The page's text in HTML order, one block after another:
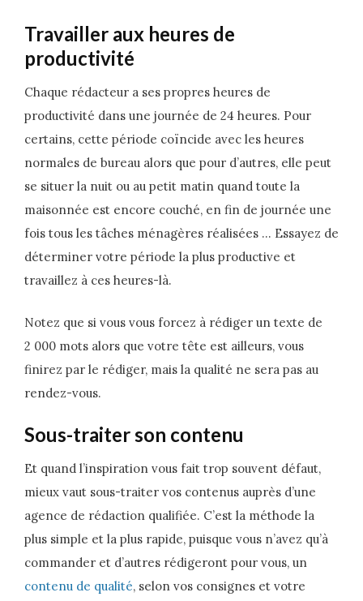
Travailler aux heures de
productivité
Chaque rédacteur a ses propres heures de
productivité dans une journée de 24 heures. Pour
certains, cette période coïncide avec les heures
normales de bureau alors que pour d’autres, elle peut
se situer la nuit ou au petit matin quand toute la
maisonnée est encore couché, en fin de journée une
fois tous les tâches ménagères réalisées … Essayez de
déterminer votre période la plus productive et
travaillez à ces heures-là.
Notez que si vous vous forcez à rédiger un texte de
2 000 mots alors que votre tête est ailleurs, vous
finirez par le rédiger, mais la qualité ne sera pas au
rendez-vous.
Sous-traiter son contenu
Et quand l’inspiration vous fait trop souvent défaut,
mieux vaut sous-traiter vos contenus auprès d’une
agence de rédaction qualifiée. C’est la méthode la
plus simple et la plus rapide, puisque vous n’avez qu’à
commander et d’autres rédigeront pour vous, un
contenu de qualité, selon vos consignes et votre